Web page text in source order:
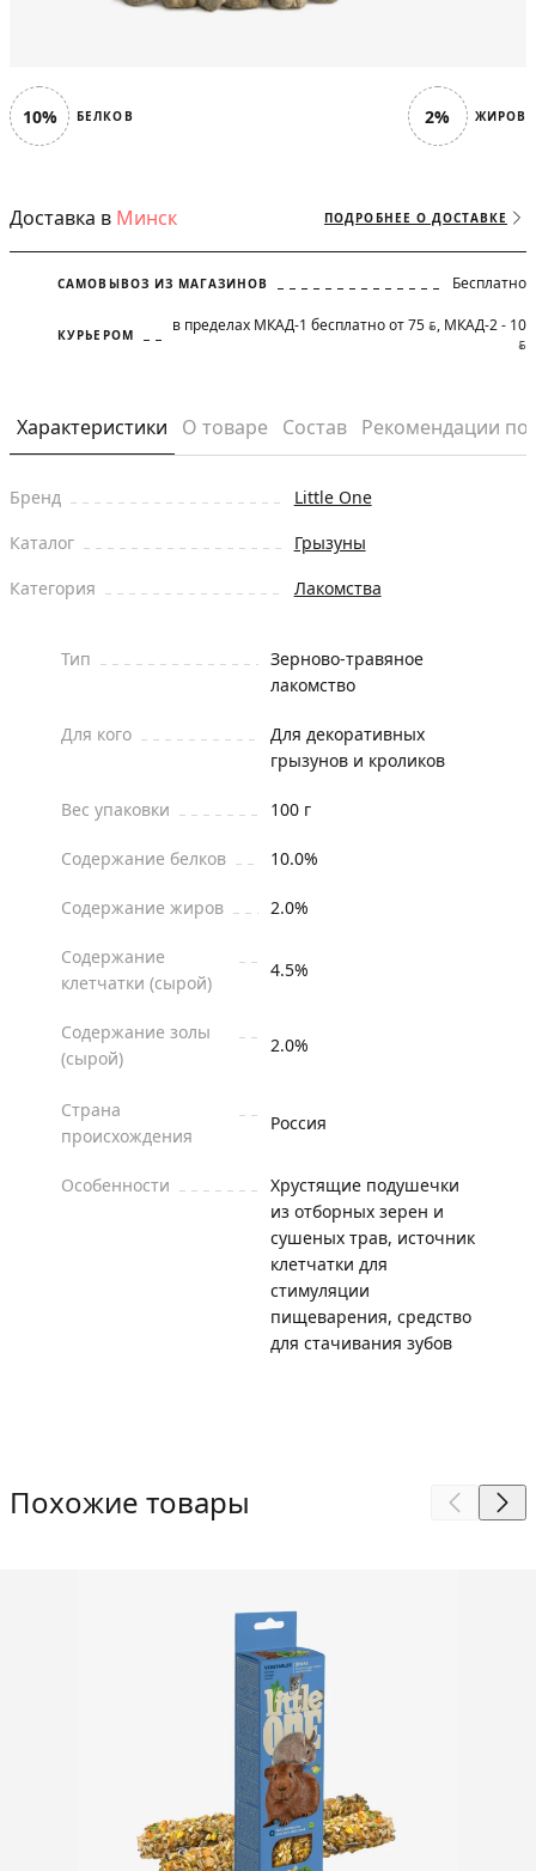
10% БЕЛКОВ 2% ЖИРОВ
Доставка в Минск ПОДРОБНЕЕ О ДОСТАВКЕ
САМОВЫВОЗ ИЗ МАГАЗИНОВ Бесплатно
КУРЬЕРОМ в пределах МКАД-1 бесплатно от 75 BYN, МКАД-2 - 10
BYN
Характеристики О товаре Состав Рекомендации
Бренд
Little One
Каталог
Грызуны
Категория
Лакомства
Тип
Зерново-травяное
лакомство
Для кого
Для декоративных
грызунов и кроликов
Вес упаковки 100 г
Содержание белков 10.0%
Содержание жиров 2.0%
Содержание
клетчатки (сырой)
4.5%
Содержание золы
(сырой)
2.0%
Страна
происхождения
Россия
Особенности
Хрустящие подушечки
из отборных зерен и
сушеных трав, источник
клетчатки для
стимуляции
пищеварения, средство
для стачивания зубов
Похожие товары